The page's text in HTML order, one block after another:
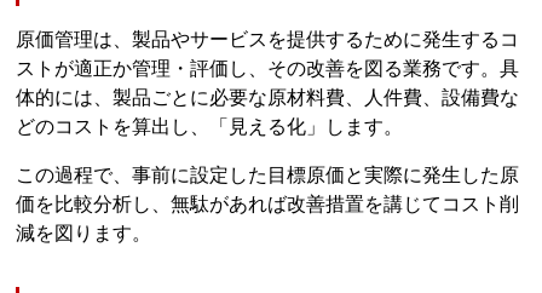
原価管理は、製品やサービスを提供するために発生するコ
ストが適正か管理・評価し、その改善を図る業務です。具
体的には、製品ごとに必要な原材料費、人件費、設備費な
どのコストを算出し、「見える化」します。
この過程で、事前に設定した目標原価と実際に発生した原
価を比較分析し、無駄があれば改善措置を講じてコスト削
減を図ります。